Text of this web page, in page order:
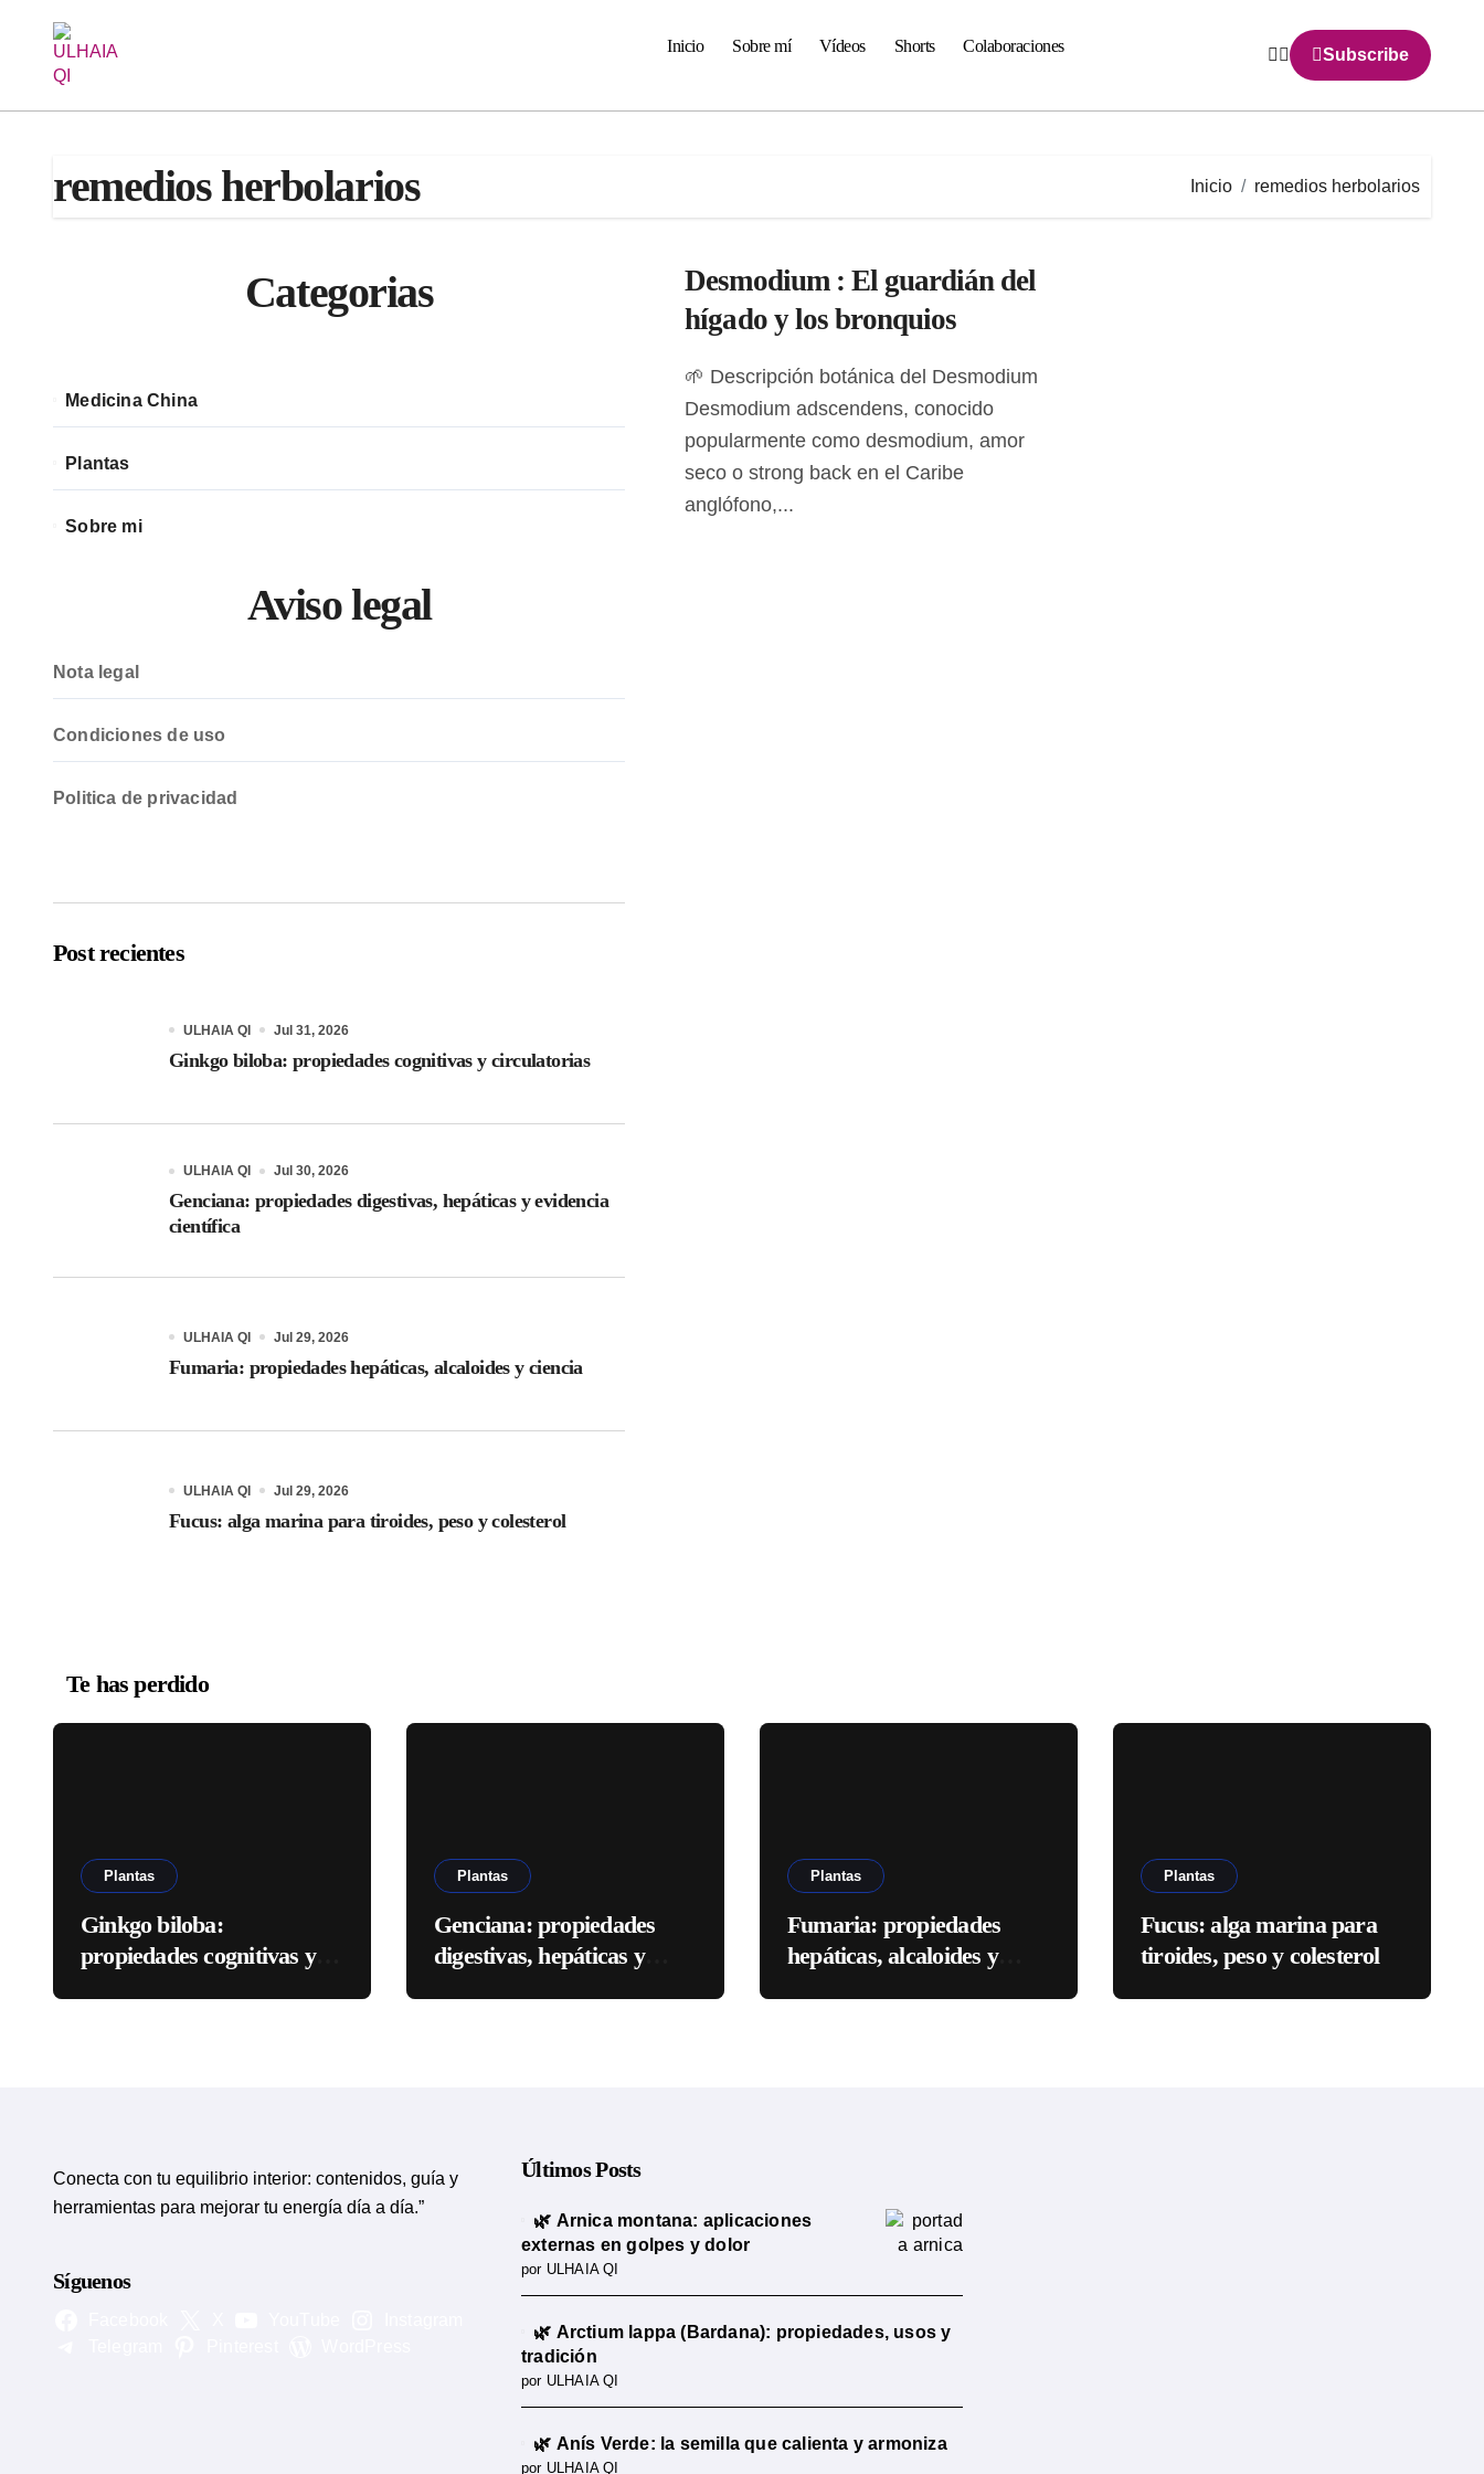
contenido
Inicio Sobre mí Vídeos Shorts Colaboraciones Subscribe
remedios herbolarios Inicio remedios herbolarios
Categorias
Medicina China
Plantas
Sobre mi
Aviso legal
Nota legal
Condiciones de uso
Politica de privacidad
Post recientes
ULHAIA QI Jul 31, 2026
Ginkgo biloba: propiedades cognitivas y circulatorias
ULHAIA QI Jul 30, 2026
Genciana: propiedades digestivas, hepáticas y evidencia
científica
ULHAIA QI Jul 29, 2026
Fumaria: propiedades hepáticas, alcaloides y ciencia
ULHAIA QI Jul 29, 2026
Fucus: alga marina para tiroides, peso y colesterol
Desmodium : El guardián del
hígado y los bronquios
🌱 Descripción botánica del Desmodium
Desmodium adscendens, conocido
popularmente como desmodium, amor
seco o strong back en el Caribe
anglófono,...
Te has perdido
Plantas
Ginkgo biloba:
propiedades cognitivas y
Plantas
Genciana: propiedades
digestivas, hepáticas y
Plantas
Fumaria: propiedades
hepáticas, alcaloides y
Plantas
Fucus: alga marina para
tiroides, peso y colesterol
Conecta con tu equilibrio interior: contenidos, guía y
herramientas para mejorar tu energía día a día.”
Síguenos
Últimos Posts
🌿 Arnica montana: aplicaciones
externas en golpes y dolor
por ULHAIA QI
🌿 Arctium lappa (Bardana): propiedades, usos y
tradición
por ULHAIA QI
🌿 Anís Verde: la semilla que calienta y armoniza
por ULHAIA QI